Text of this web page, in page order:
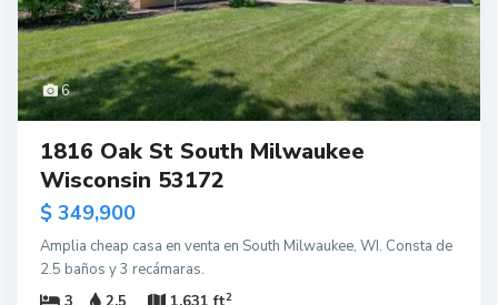
6
1816 Oak St South Milwaukee
Wisconsin 53172
$ 349,900
Amplia cheap casa en venta en South Milwaukee, WI. Consta de
2.5 baños y 3 recámaras.
2